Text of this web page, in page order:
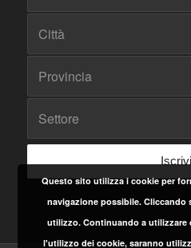
Questo sito utilizza i cookie per
navigazione possibile.
utilizzo. Continuando a utilizzare
l'utilizzo dei cookie, saranno